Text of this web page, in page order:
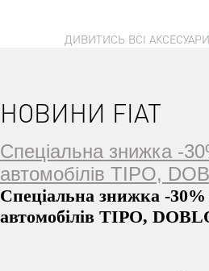
ДИВИТИСЬ ВСІ АКСЕСУАРИ
НОВИНИ FIAT
Спеціальна знижка -
автомобілів TIPO,
Спеціальна знижка -30%
автомобілів TIPO,